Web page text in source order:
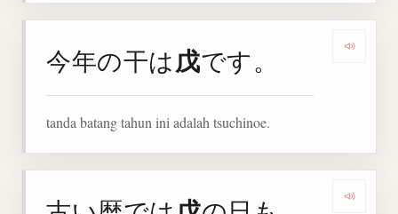
今年の干は戊です。
tanda batang tahun ini adalah tsuchinoe.